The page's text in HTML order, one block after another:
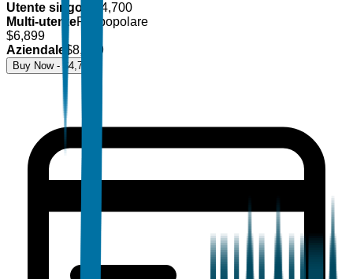
Utente singolo
4,700
Multi-utentePiù popolare
$6,899
Aziendale $8,499
Buy Now - $4,700